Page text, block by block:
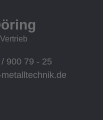
900 79 - 25